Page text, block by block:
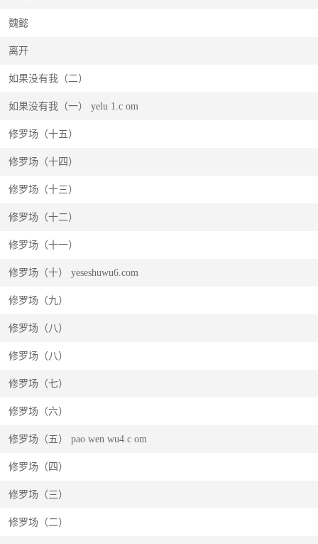
修罗场（二）
修罗场（三）
修罗场（四）
修罗场（五） pao wen wu4.c om
修罗场（六）
修罗场（七）
修罗场（八）
修罗场（八）
修罗场（九）
修罗场（十） yeseshuwu6.com
修罗场（十一）
修罗场（十二）
修罗场（十三）
修罗场（十四）
修罗场（十五）
如果没有我（一） yelu 1.c om
如果没有我（二）
离开
魏懿